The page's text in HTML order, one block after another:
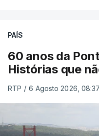
PAÍS
60 anos da
Histórias que
RTP / 6 Agosto 2026, 08:37